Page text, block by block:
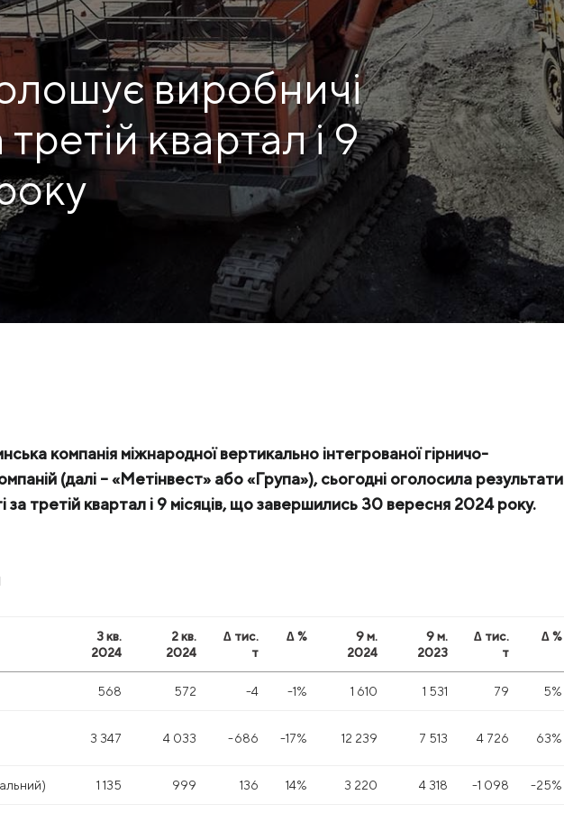
КОКСОХІМІЧНА ТА ІНША ПРОДУКЦІЯ
КЕЙСИ
ПОСЛУГИ ТА РІШЕННЯ
СКАЧАТИ КАТАЛОГИ
виробничі
квартал і 9
компанія міжнародної вертикально інтегрованої гірничо-
(далі – «Метінвест» або «Група»), сьогодні оголосила результати
за третій квартал і 9 місяців, що завершились 30 вересня 2024 року.
3 кв.
2024
2 кв.
2024
∆ тис.
т
∆ %
9 м.
2024
9 м.
2023
∆ тис.
т
∆ %
568 572 -4 -1% 1 610 1 531 79 5%
3 347 4 033 -686 -17% 12 239 7 513 4 726 63%
1 135 999 136 14% 3 220 4 318 -1 098 -25%